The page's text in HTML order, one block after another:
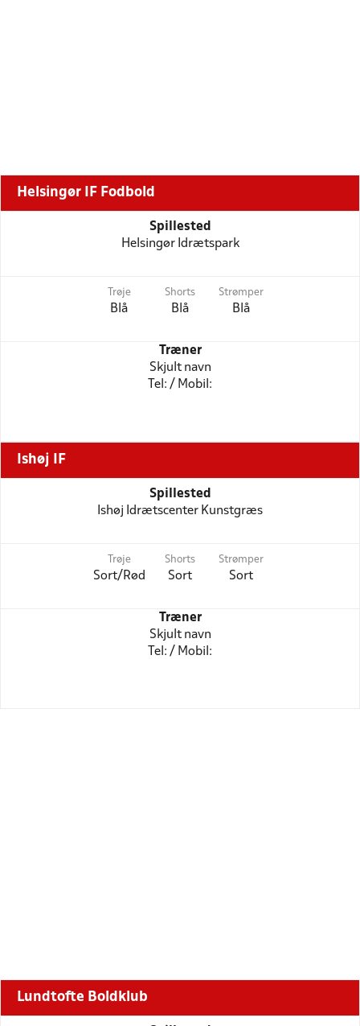
Helsingør IF Fodbold
Spillested
Helsingør Idrætspark
Trøje
Blå
Shorts
Blå
Strømper
Blå
Træner
Skjult navn
Tel: / Mobil:
Ishøj IF
Spillested
Ishøj Idrætscenter Kunstgræs
Trøje
Sort/Rød
Shorts
Sort
Strømper
Sort
Træner
Skjult navn
Tel: / Mobil:
Lundtofte Boldklub